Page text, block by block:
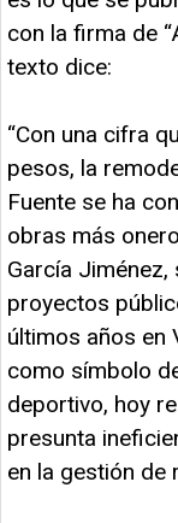
con la firma de
texto dice:
“Con una cifra
pesos, la
Fuente se ha
obras más
García
proyectos
últimos años en
como símbolo
deportivo, hoy
presunta
en la gestión de